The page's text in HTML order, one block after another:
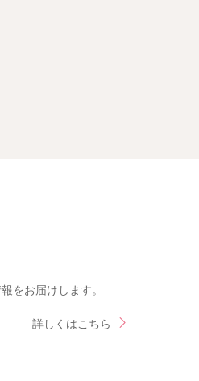
をお届けします。
詳しくはこちら